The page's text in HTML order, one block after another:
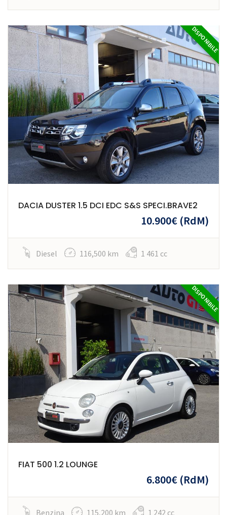
DISPONIBILE
DACIA DUSTER 1.5 DCI EDC S&S SPECI.BRAVE2
10.900€ (RdM)
Diesel 116,500 km 1 461 cc
DISPONIBILE
FIAT 500 1.2 LOUNGE
6.800€ (RdM)
Benzina 115,200 km 1 242 cc